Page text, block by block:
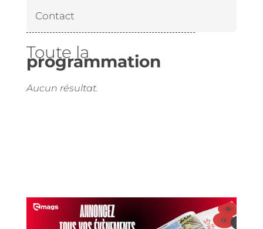
Contact
Toute la
programmation
Aucun résultat.